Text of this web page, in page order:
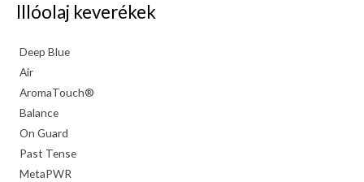
Illóolaj keverékek
Deep Blue
Air
AromaTouch®
Balance
On Guard
Past Tense
MetaPWR